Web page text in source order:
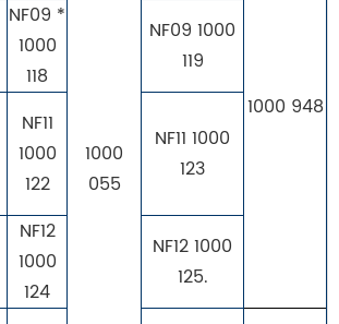
1000
055
1000 948
NF09 *
1000
118
NF09 1000
119
NF11
1000
122
NF11 1000
123
NF12
1000
124
NF12 1000
125.